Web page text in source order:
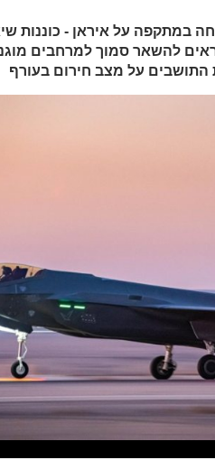
במתקפה על איראן - כוננות
להשאר סמוך למרחבים
התושבים על מצב חירום בעורף